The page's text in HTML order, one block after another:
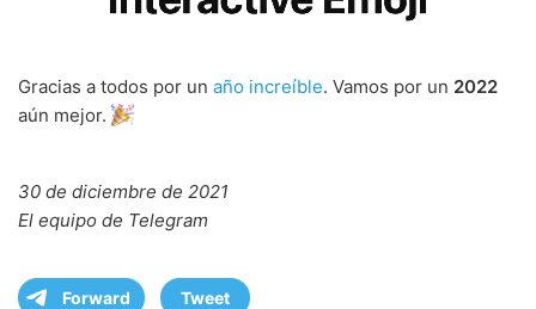
Gracias a todos por un año increíble. Vamos por un 2022
aún mejor.
30 de diciembre de 2021
El equipo de Telegram
Forward Tweet